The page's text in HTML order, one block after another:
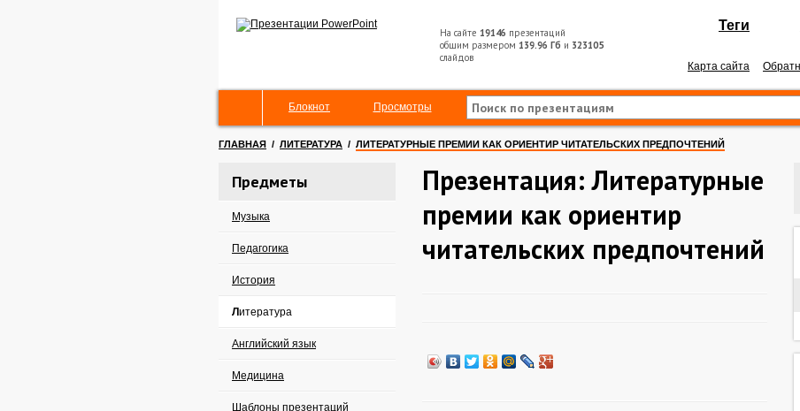
На сайте 19146 презентаций
общим размером 139.96 Гб и 323105
слайдов
Теги
Карта сайта
Блокнот Просмотры
ГЛАВНАЯ / ЛИТЕРАТУРА / ЛИТЕРАТУРНЫЕ ПРЕМИИ КАК ОРИЕНТИР ЧИТАТЕЛЬСКИХ ПРЕДПОЧТЕНИЙ
Предметы
Музыка
Педагогика
История
Литература
Английский язык
Медицина
Шаблоны презентаций
Презентация: Литературные
премии как ориентир
читательских предпочтений